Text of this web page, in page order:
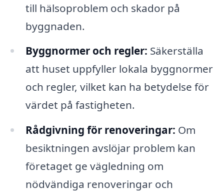
till hälsoproblem och skador på
byggnaden.
Byggnormer och regler: Säkerställa
att huset uppfyller lokala byggnormer
och regler, vilket kan ha betydelse för
värdet på fastigheten.
Rådgivning för renoveringar: Om
besiktningen avslöjar problem kan
företaget ge vägledning om
nödvändiga renoveringar och